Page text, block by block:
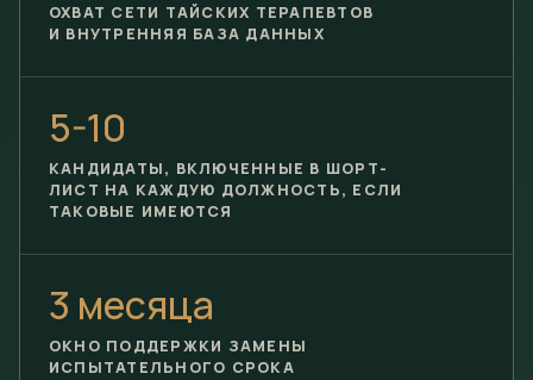
ОХВАТ СЕТИ ТАЙСКИХ ТЕРАПЕВТОВ
И ВНУТРЕННЯЯ БАЗА ДАННЫХ
5-10
КАНДИДАТЫ, ВКЛЮЧЕННЫЕ В ШОРТ-
ЛИСТ НА КАЖДУЮ ДОЛЖНОСТЬ, ЕСЛИ
ТАКОВЫЕ ИМЕЮТСЯ
3 месяца
ОКНО ПОДДЕРЖКИ ЗАМЕНЫ
ИСПЫТАТЕЛЬНОГО СРОКА